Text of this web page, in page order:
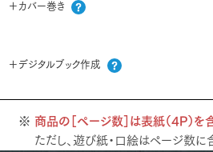
＋カバー巻き
＋デジタルブック作成
商品の［ページ数］は表紙（4P）を
ただし、遊び紙・口絵はページ数に